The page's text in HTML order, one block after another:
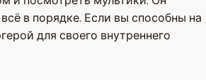
в порядке. Если вы способны на
для своего внутреннего